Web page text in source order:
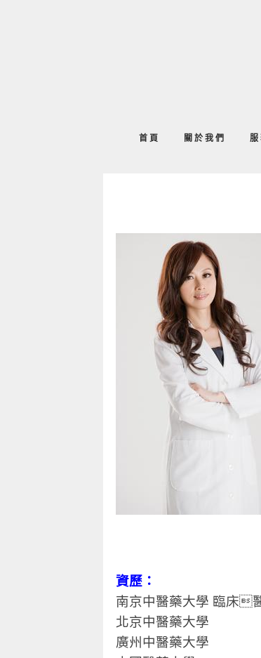
首頁 關於我們
資歷：
南京中醫藥大學 臨床
北京中醫藥大學
廣州中醫藥大學